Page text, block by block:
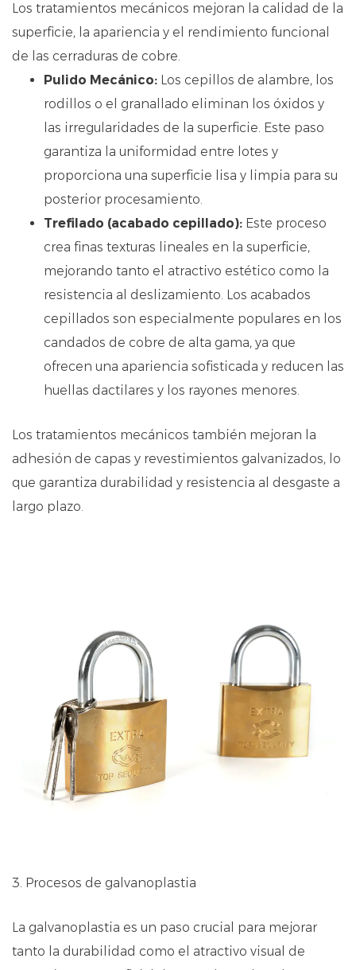
Los tratamientos mecánicos mejoran la calidad de la
superficie, la apariencia y el rendimiento funcional
de las cerraduras de cobre.
Pulido Mecánico: Los cepillos de alambre, los
rodillos o el granallado eliminan los óxidos y
las irregularidades de la superficie. Este paso
garantiza la uniformidad entre lotes y
proporciona una superficie lisa y limpia para su
posterior procesamiento.
Trefilado (acabado cepillado): Este proceso
crea finas texturas lineales en la superficie,
mejorando tanto el atractivo estético como la
resistencia al deslizamiento. Los acabados
cepillados son especialmente populares en los
candados de cobre de alta gama, ya que
ofrecen una apariencia sofisticada y reducen las
huellas dactilares y los rayones menores.
Los tratamientos mecánicos también mejoran la
adhesión de capas y revestimientos galvanizados, lo
que garantiza durabilidad y resistencia al desgaste a
largo plazo.
3. Procesos de galvanoplastia
La galvanoplastia es un paso crucial para mejorar
tanto la durabilidad como el atractivo visual de